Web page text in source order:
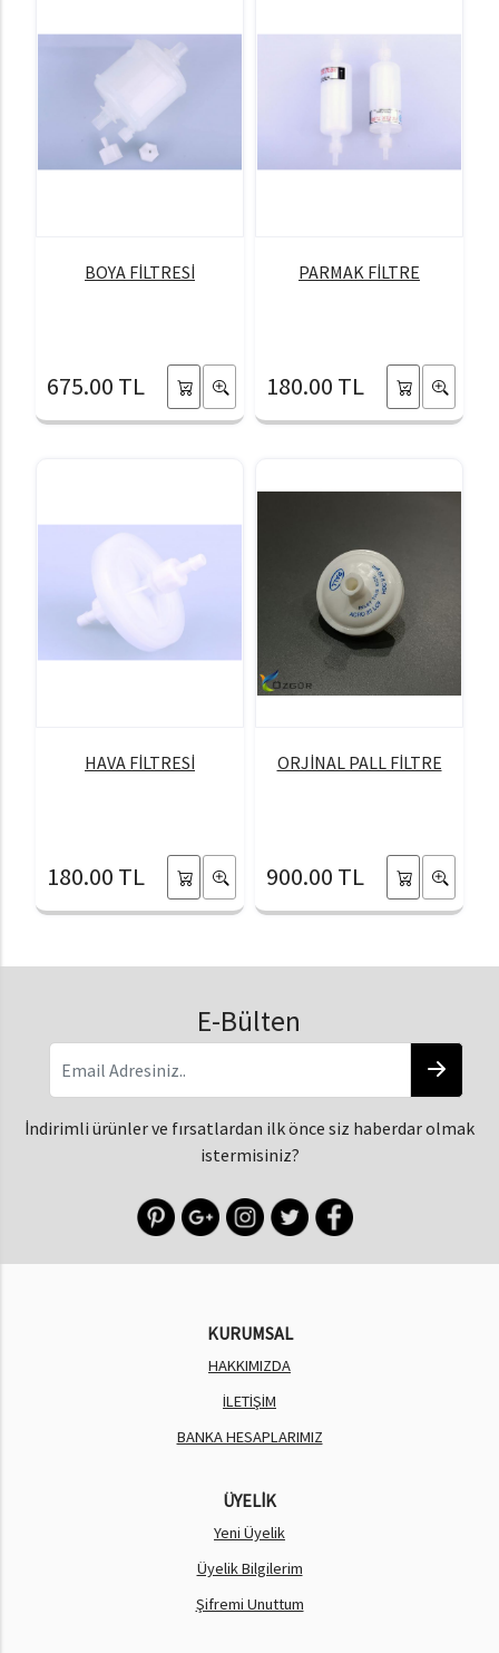
BOYA FİLTRESİ
675.00 TL
PARMAK FİLTRE
180.00 TL
HAVA FİLTRESİ
180.00 TL
ORJİNAL PALL FİLTRE
900.00 TL
E-Bülten
İndirimli ürünler ve fırsatlardan ilk önce siz haberdar olmak
istermisiniz?
KURUMSAL
HAKKIMIZDA
İLETİŞİM
BANKA HESAPLARIMIZ
ÜYELİK
Yeni Üyelik
Üyelik Bilgilerim
Şifremi Unuttum